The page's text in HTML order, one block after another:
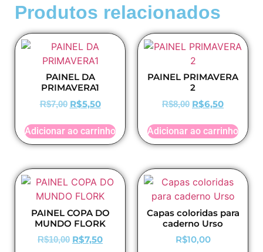
Produtos relacionados
PAINEL DA
PRIMAVERA1
R$7,00 R$5,50
Adicionar ao carrinho
PAINEL PRIMAVERA
2
R$8,00 R$6,50
Adicionar ao carrinho
PAINEL COPA DO
MUNDO FLORK
R$10,00 R$7,50
Capas coloridas para
caderno Urso
R$10,00